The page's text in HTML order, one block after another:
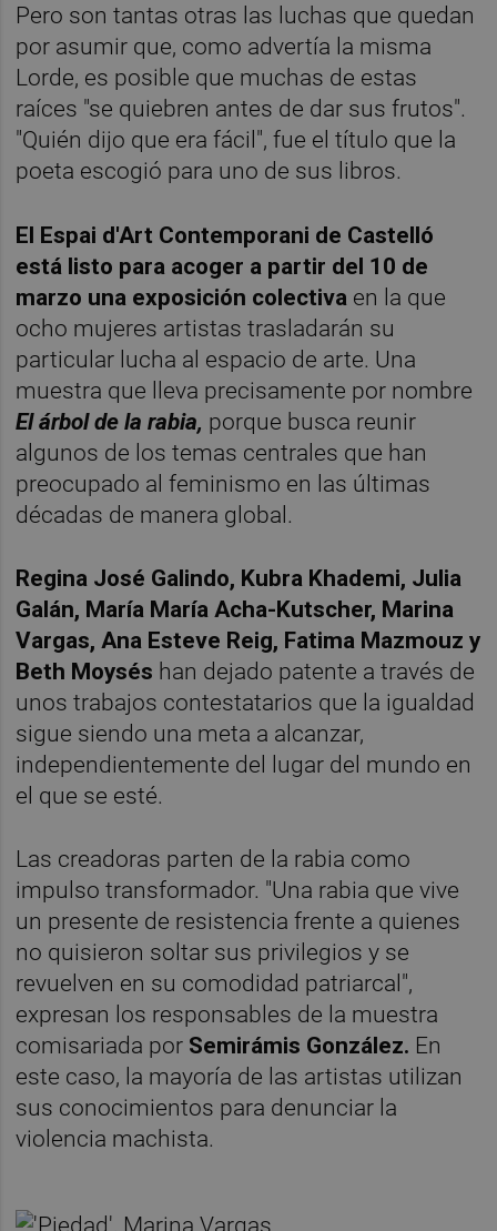
Pero son tantas otras las luchas que quedan
por asumir que, como advertía la misma
Lorde, es posible que muchas de estas
raíces "se quiebren antes de dar sus frutos".
"Quién dijo que era fácil", fue el título que la
poeta escogió para uno de sus libros.
El Espai d'Art Contemporani de Castelló
está listo para acoger a partir del 10 de
marzo una exposición colectiva en la que
ocho mujeres artistas trasladarán su
particular lucha al espacio de arte. Una
muestra que lleva precisamente por nombre
El árbol de la rabia, porque busca reunir
algunos de los temas centrales que han
preocupado al feminismo en las últimas
décadas de manera global.
Regina José Galindo, Kubra Khademi, Julia
Galán, María María Acha-Kutscher, Marina
Vargas, Ana Esteve Reig, Fatima Mazmouz y
Beth Moysés han dejado patente a través de
unos trabajos contestatarios que la igualdad
sigue siendo una meta a alcanzar,
independientemente del lugar del mundo en
el que se esté.
Las creadoras parten de la rabia como
impulso transformador. "Una rabia que vive
un presente de resistencia frente a quienes
no quisieron soltar sus privilegios y se
revuelven en su comodidad patriarcal",
expresan los responsables de la muestra
comisariada por Semirámis González. En
este caso, la mayoría de las artistas utilizan
sus conocimientos para denunciar la
violencia machista.